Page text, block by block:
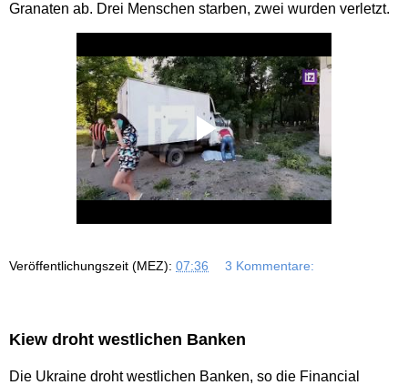
Granaten ab. Drei Menschen starben, zwei wurden verletzt.
Veröffentlichungszeit (MEZ): 07:36 3 Kommentare:
Kiew droht westlichen Banken
Die Ukraine droht westlichen Banken, so die Financial